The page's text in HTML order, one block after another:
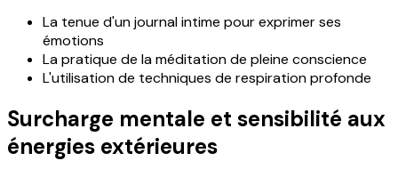
La tenue d'un journal intime pour exprimer ses
émotions
La pratique de la méditation de pleine conscience
L'utilisation de techniques de respiration profonde
Surcharge mentale et sensibilité aux
énergies extérieures